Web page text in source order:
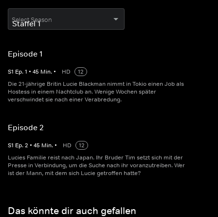
Select Season
Episode 1
S1 Ep.1 • 45 Min. • HD
12
Die 21-jährige Britin Lucie Blackman nimmt in Tokio einen Job als
Hostess in einem Nachtclub an. Wenige Wochen später
verschwindet sie nach einer Verabredung.
Episode 2
S1 Ep.2 • 45 Min. • HD
12
Lucies Familie reist nach Japan. Ihr Bruder Tim setzt sich mit der
Presse in Verbindung, um die Suche nach ihr voranzutreiben. Wer
ist der Mann, mit dem sich Lucie getroffen hatte?
Das könnte dir auch gefallen